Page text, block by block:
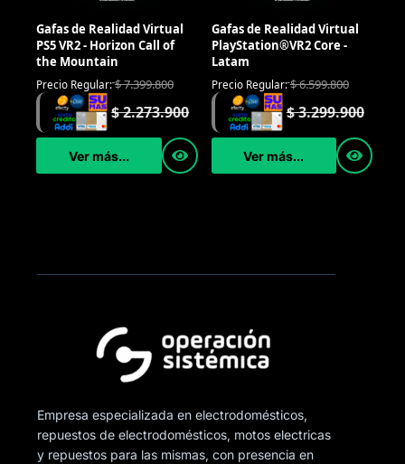
Gafas de Realidad Virtual
PS5 VR2 - Horizon Call of
the Mountain
Precio Regular:$7.399.800
$2.273.900
Ver más...
Gafas de Realidad Virtual
PlayStation®VR2 Core -
Latam
Precio Regular:$6.599.800
$3.299.900
Ver más...
Empresa especializada en electrodomésticos,
repuestos de electrodomésticos, motos electricas
y repuestos para las mismas, con presencia en